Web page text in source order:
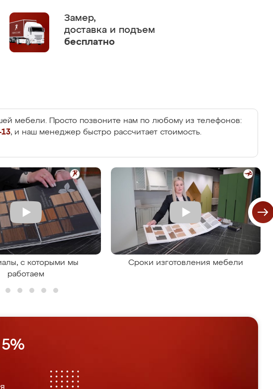
Замер,
доставка и подъем
бесплатно
мебели. Просто позвоните нам по любому из телефонов:
, и наш менеджер быстро рассчитает стоимость.
с которыми мы
работаем
Сроки изготовления мебели